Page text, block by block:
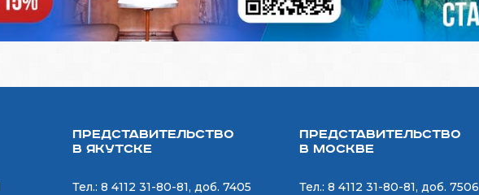
Представительство
в Якутске
Тел.: 8 4112 31-80-81, доб. 7405
Представительство
в Москве
Тел.: 8 4112 31-80-81, доб. 7506